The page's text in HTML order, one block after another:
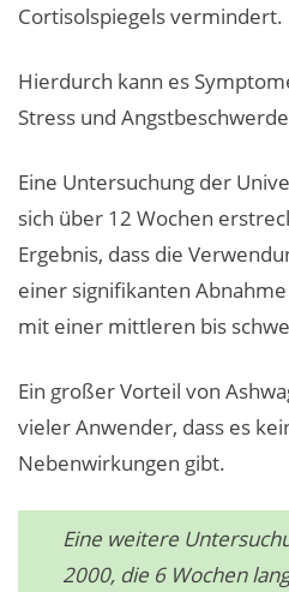
Cortisolspiegels vermindert.
Hierdurch kann es
Stress und
Eine Untersuchung der
sich über 12 Wochen
Ergebnis, dass die
einer signifikanten
mit einer mittleren bis
Ein großer Vorteil von
vieler Anwender, dass es
Nebenwirkungen gibt.
Eine weitere
2000, die 6 Wochen